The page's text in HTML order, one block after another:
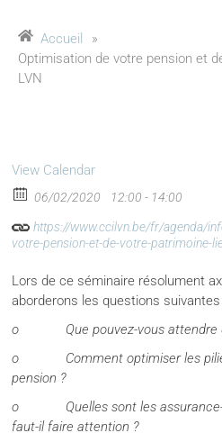
Accueil
»
Optimisation de votre pension et
LVN
View Calendar
06/02/2020 12:00 - 14:00
https://www.ccilvn.be/fr/agenda/
votre-pension-et-de-votre-patrimoine-
Lors de ce séminaire résolument
aborderons les questions suivantes
o Que pouvez-vous attendre
o Comment optimiser les
pension ?
o Quelles sont les assurance-
faut-il faire attention ?